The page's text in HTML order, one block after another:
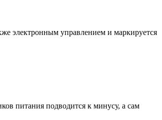
электронным управлением и маркируется
питания подводится к минусу, а сам